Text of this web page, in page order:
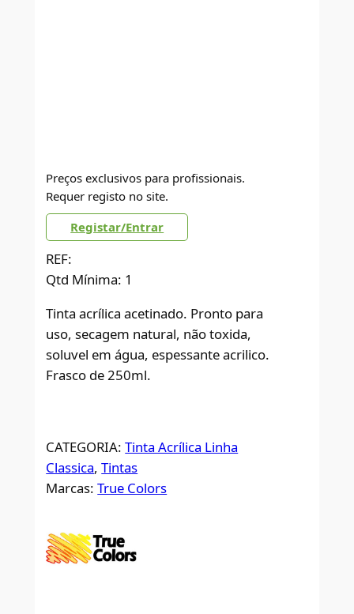
Preços exclusivos para profissionais.
Requer registo no site.
Registar/Entrar
REF:
Qtd Mínima: 1
Tinta acrílica acetinado. Pronto para
uso, secagem natural, não toxida,
soluvel em água, espessante acrilico.
Frasco de 250ml.
CATEGORIA:Tinta Acrílica Linha
Classica, Tintas
Marcas:True Colors